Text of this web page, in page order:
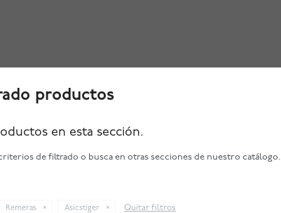
productos
en esta sección.
de filtrado o busca en otras secciones de nuestro catálogo.
Remeras Asicstiger Quitar filtros